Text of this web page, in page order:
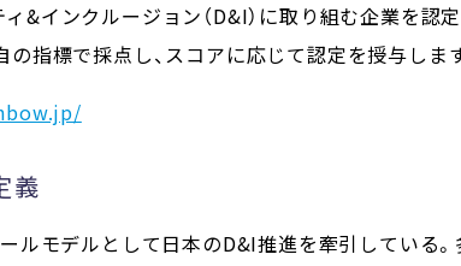
&インクルージョン（D&I）に取り組む企業を認
指標で採点し、スコアに応じて認定を授与します
義
ルモデルとして日本のD&I推進を牽引している